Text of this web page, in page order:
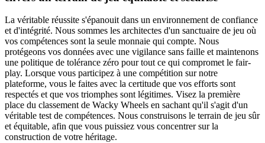
La véritable réussite s'épanouit dans un environnement de confiance
et d'intégrité. Nous sommes les architectes d'un sanctuaire de jeu où
vos compétences sont la seule monnaie qui compte. Nous
protégeons vos données avec une vigilance sans faille et maintenons
une politique de tolérance zéro pour tout ce qui compromet le fair-
play. Lorsque vous participez à une compétition sur notre
plateforme, vous le faites avec la certitude que vos efforts sont
respectés et que vos triomphes sont légitimes. Visez la première
place du classement de Wacky Wheels en sachant qu'il s'agit d'un
véritable test de compétences. Nous construisons le terrain de jeu sûr
et équitable, afin que vous puissiez vous concentrer sur la
construction de votre héritage.